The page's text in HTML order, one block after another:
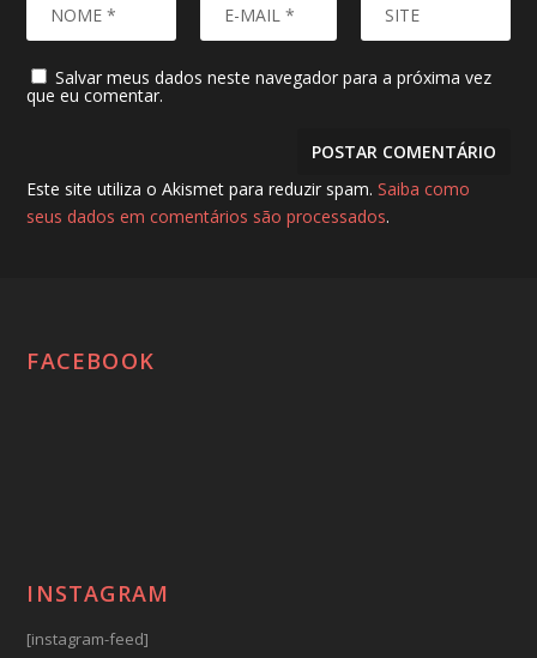
Salvar meus dados neste navegador para a próxima vez
que eu comentar.
Este site utiliza o Akismet para reduzir spam.Saiba como
seus dados em comentários são processados.
FACEBOOK
INSTAGRAM
[instagram-feed]